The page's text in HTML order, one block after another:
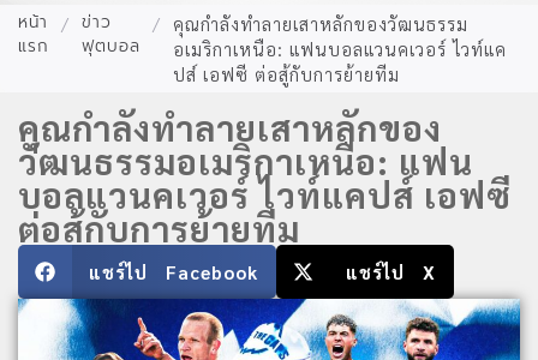
หน้า
แรก
/ ข่าว
ฟุตบอล
/
คุณกำลังทำลายเสาหลักของวัฒนธรรม
อเมริกาเหนือ: แฟนบอลแวนคเวอร์ ไวท์แค
ปส์ เอฟซี ต่อสู้กับการย้ายทีม
คุณกำลังทำลายเสาหลักของ
วัฒนธรรมอเมริกาเหนือ: แฟน
บอลแวนคเวอร์ ไวท์แคปส์ เอฟซี
ต่อสู้กับการย้ายทีม
แชร์ไป Facebook แชร์ไป X